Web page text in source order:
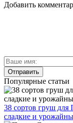
Добавить
Популярные статьи
38 сортов груш для
сладкие и